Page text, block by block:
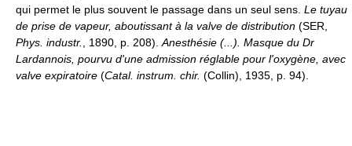
qui permet le plus souvent le passage dans un seul sens. Le tuyau
de prise de vapeur, aboutissant à la valve de distribution (SER,
Phys. industr.
, 1890, p. 208). Anesthésie (...). Masque du Dr
Lardannois, pourvu d'une admission réglable pour l'oxygène, avec
valve expiratoire (Catal. instrum. chir. (Collin), 1935, p. 94).